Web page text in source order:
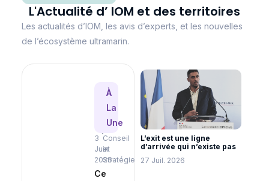
L'Actualité d’ IOM et des territoires
Les actualités d’IOM, les avis d’experts, et les nouvelles
de l’écosystème ultramarin.
À
La
Une
3
Juin
2026
Conseil
et
Stratégie
Ce
L’exit est une ligne
d’arrivée qui n’existe pas
27 Juil. 2026